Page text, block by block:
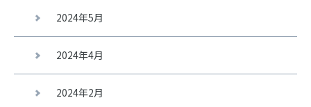
2024年5月
2024年4月
2024年2月